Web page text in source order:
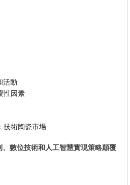
活動
性因素
技術陶瓷市場
數位技術和人工智慧實現策略顛覆